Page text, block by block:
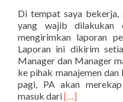
Di tempat saya bekerja,
yang wajib dilakukan
mengirimkan laporan
Laporan ini dikirim
Manager dan Manager
ke pihak manajemen dan
pagi, PA akan
masuk dariRead
[…]